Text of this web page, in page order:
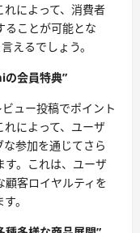
によって、消費者
ることが可能とな
えるでしょう。
会員特典”
ュー投稿でポイント
によって、ユーザ
参加を通じてさら
す。これは、ユーザ
顧客ロイヤルティを
。